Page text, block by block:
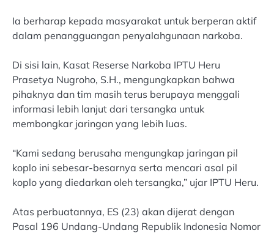
Ia berharap kepada masyarakat untuk berperan aktif
dalam penangguangan penyalahgunaan narkoba.
Di sisi lain, Kasat Reserse Narkoba IPTU Heru
Prasetya Nugroho, S.H., mengungkapkan bahwa
pihaknya dan tim masih terus berupaya menggali
informasi lebih lanjut dari tersangka untuk
membongkar jaringan yang lebih luas.
“Kami sedang berusaha mengungkap jaringan pil
koplo ini sebesar-besarnya serta mencari asal pil
koplo yang diedarkan oleh tersangka,” ujar IPTU Heru.
Atas perbuatannya, ES (23) akan dijerat dengan
Pasal 196 Undang-Undang Republik Indonesia Nomor